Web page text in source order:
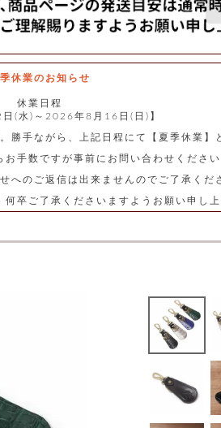
休業のお知らせ
休業日程
(水)～2026年8月16日(日)】
勝手ながら、上記日程にて【夏季休業】
お手数ですが事前にお問い合わせください
へのご返信は出来ませんのでご了承くだ
卒ご了承くださいますようお願い申し上